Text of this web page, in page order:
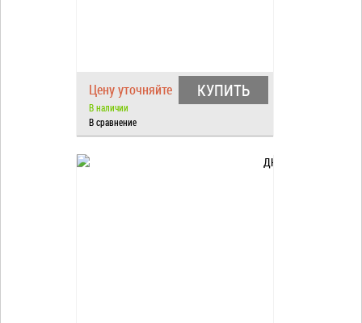
Цену уточняйте
В наличии
КУПИТЬ
В сравнение